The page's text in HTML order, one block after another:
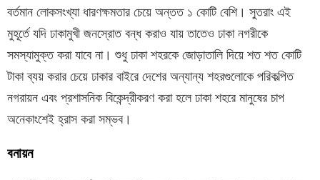
বর্তমান লোকসংখ্যা ধারণক্ষমতার চেয়ে অন্তত ১ কোটি বেশি। সুতরাং এই
মুহূর্তে যদি ঢাকামুখী জনস্রোত বন্ধ করাও যায় তাতেও ঢাকা নগরীকে
সমস্যামুক্ত করা যাবে না। শুধু ঢাকা শহরকে জোড়াতালি দিয়ে শত শত কোটি
টাকা ব্যয় করার চেয়ে ঢাকার বাইরে দেশের অন্যান্য শহরগুলোকে পরিকল্পিত
নগরায়ন এবং প্রশাসনিক বিকেন্দ্রীকরণ করা হলে ঢাকা শহরে মানুষের চাপ
অনেকাংশেই হ্রাস করা সম্ভব।
বনায়ন